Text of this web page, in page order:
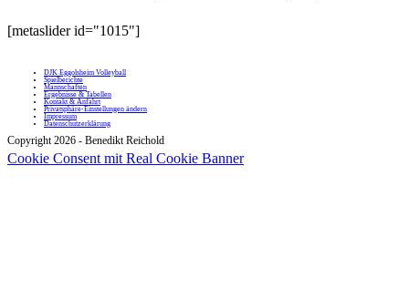
[metaslider id="1015"]
DJK Eggolsheim Volleyball
Spielberichte
Mannschaften
Ergebnisse & Tabellen
Kontakt & Anfahrt
Privatsphäre-Einstellungen ändern
Impressum
Datenschutzerklärung
Copyright 2026 - Benedikt Reichold
Cookie Consent mit Real Cookie Banner